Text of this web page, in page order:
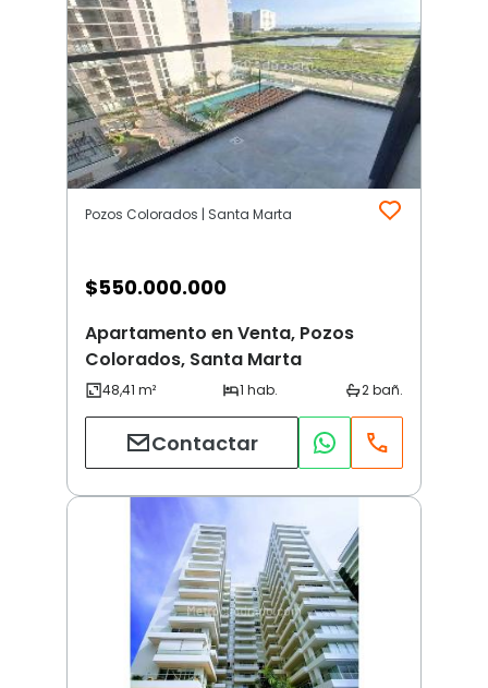
Pozos Colorados | Santa Marta
$550.000.000
Apartamento en Venta, Pozos
Colorados, Santa Marta
Contactar